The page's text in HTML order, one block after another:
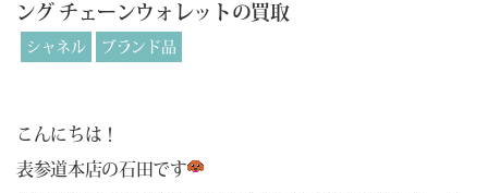
ング チェーンウォレットの買取
シャネル ブランド品
こんにちは！
表参道本店の石田です